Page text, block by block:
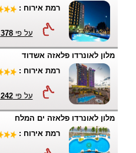
רמת אירוח :
על פי378
מלון לאונרדו פלאזה אשדוד
רמת אירוח :
על פי242
מלון לאונרדו פלאזה ים המלח
רמת אירוח :